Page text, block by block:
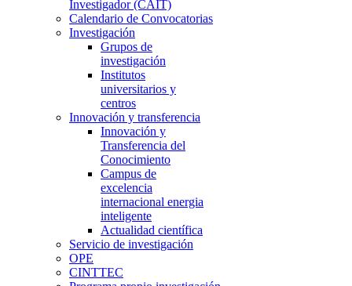
Investigador (CAIT)
Calendario de Convocatorias
Investigación
Grupos de
investigación
Institutos
universitarios y
centros
Innovación y transferencia
Innovación y
Transferencia del
Conocimiento
Campus de
excelencia
internacional energia
inteligente
Actualidad científica
Servicio de investigación
OPE
CINTTEC